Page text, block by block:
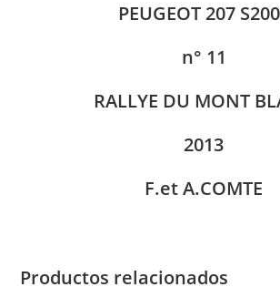
PEUGEOT 207
n° 11
RALLYE DU MONT
2013
F.et A.COMTE
Productos relacionados